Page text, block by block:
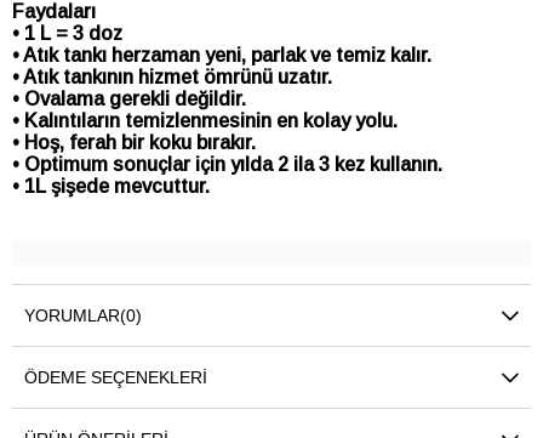
Faydaları
• 1 L = 3 doz
• Atık tankı herzaman yeni, parlak ve temiz kalır.
• Atık tankının hizmet ömrünü uzatır.
• Ovalama gerekli değildir.
• Kalıntıların temizlenmesinin en kolay yolu.
• Hoş, ferah bir koku bırakır.
• Optimum sonuçlar için yılda 2 ila 3 kez kullanın.
• 1L şişede mevcuttur.
YORUMLAR(0)
ÖDEME SEÇENEKLERI